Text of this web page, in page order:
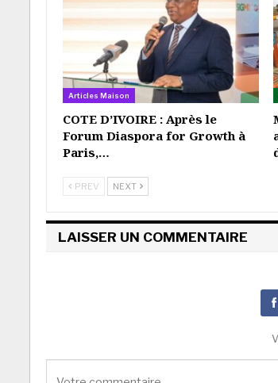
Articles Maison
COTE D’IVOIRE : Après le
Forum Diaspora for Growth à
Paris,…
PREV NEXT
LAISSER UN COMMENTAIRE